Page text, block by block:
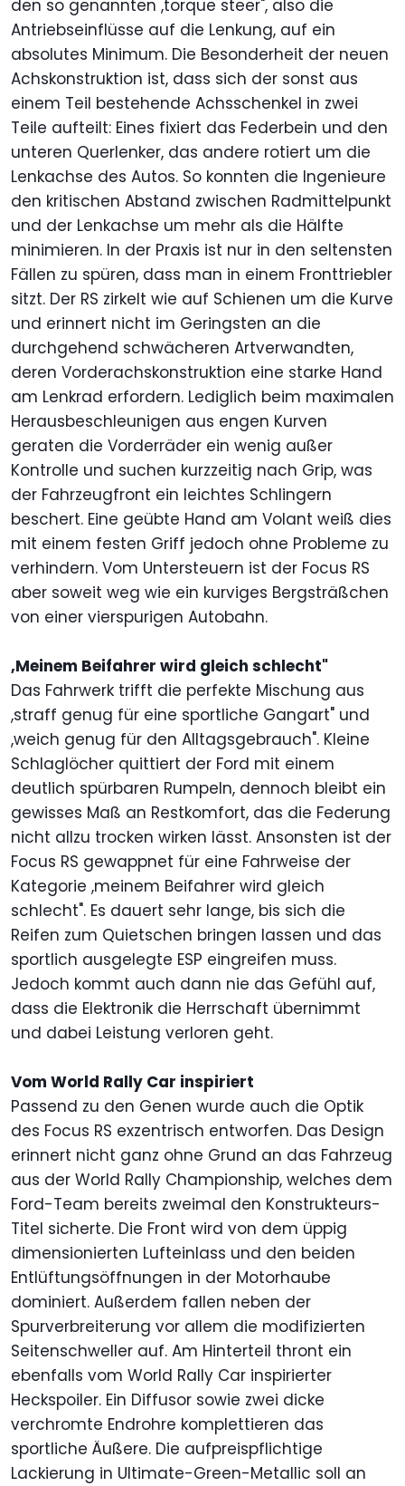
den so genannten ,torque steer", also die
Antriebseinflüsse auf die Lenkung, auf ein
absolutes Minimum. Die Besonderheit der neuen
Achskonstruktion ist, dass sich der sonst aus
einem Teil bestehende Achsschenkel in zwei
Teile aufteilt: Eines fixiert das Federbein und den
unteren Querlenker, das andere rotiert um die
Lenkachse des Autos. So konnten die Ingenieure
den kritischen Abstand zwischen Radmittelpunkt
und der Lenkachse um mehr als die Hälfte
minimieren. In der Praxis ist nur in den seltensten
Fällen zu spüren, dass man in einem Fronttriebler
sitzt. Der RS zirkelt wie auf Schienen um die Kurve
und erinnert nicht im Geringsten an die
durchgehend schwächeren Artverwandten,
deren Vorderachskonstruktion eine starke Hand
am Lenkrad erfordern. Lediglich beim maximalen
Herausbeschleunigen aus engen Kurven
geraten die Vorderräder ein wenig außer
Kontrolle und suchen kurzzeitig nach Grip, was
der Fahrzeugfront ein leichtes Schlingern
beschert. Eine geübte Hand am Volant weiß dies
mit einem festen Griff jedoch ohne Probleme zu
verhindern. Vom Untersteuern ist der Focus RS
aber soweit weg wie ein kurviges Bergsträßchen
von einer vierspurigen Autobahn.
,Meinem Beifahrer wird gleich schlecht"
Das Fahrwerk trifft die perfekte Mischung aus
,straff genug für eine sportliche Gangart" und
,weich genug für den Alltagsgebrauch". Kleine
Schlaglöcher quittiert der Ford mit einem
deutlich spürbaren Rumpeln, dennoch bleibt ein
gewisses Maß an Restkomfort, das die Federung
nicht allzu trocken wirken lässt. Ansonsten ist der
Focus RS gewappnet für eine Fahrweise der
Kategorie ,meinem Beifahrer wird gleich
schlecht". Es dauert sehr lange, bis sich die
Reifen zum Quietschen bringen lassen und das
sportlich ausgelegte ESP eingreifen muss.
Jedoch kommt auch dann nie das Gefühl auf,
dass die Elektronik die Herrschaft übernimmt
und dabei Leistung verloren geht.
Vom World Rally Car inspiriert
Passend zu den Genen wurde auch die Optik
des Focus RS exzentrisch entworfen. Das Design
erinnert nicht ganz ohne Grund an das Fahrzeug
aus der World Rally Championship, welches dem
Ford-Team bereits zweimal den Konstrukteurs-
Titel sicherte. Die Front wird von dem üppig
dimensionierten Lufteinlass und den beiden
Entlüftungsöffnungen in der Motorhaube
dominiert. Außerdem fallen neben der
Spurverbreiterung vor allem die modifizierten
Seitenschweller auf. Am Hinterteil thront ein
ebenfalls vom World Rally Car inspirierter
Heckspoiler. Ein Diffusor sowie zwei dicke
verchromte Endrohre komplettieren das
sportliche Äußere. Die aufpreispflichtige
Lackierung in Ultimate-Green-Metallic soll an